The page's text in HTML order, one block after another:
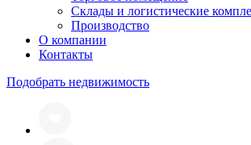
Склады и логистические
Производство
О компании
Контакты
Подобрать недвижимость